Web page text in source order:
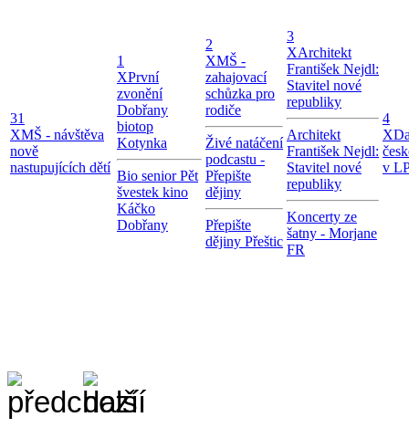
31
XMŠ - návštěva
nově
nastupujících dětí
1
XPrvní
zvonění
Dobřany
biotop
Kotynka
Bio senior Pět
švestek kino
Káčko
Dobřany
2
XMŠ -
zahajovací
schůzka pro
rodiče
Živé natáčení
podcastu -
Přepište
dějiny
Přepište
dějiny Přeštic
3
XArchitekt
František Nejdl:
Stavitel nové
republiky
Architekt
František Nejdl:
Stavitel nové
republiky
Koncerty ze
šatny - Morjane
FR
4
X
v